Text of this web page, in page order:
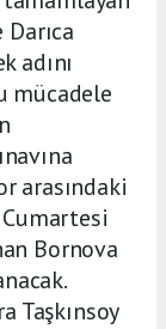
adını
mücadele
arasındaki
Bornova
Taşkınsoy